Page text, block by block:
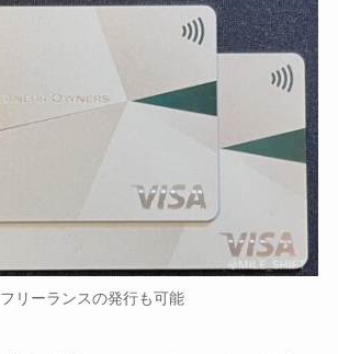
フリーランスの発行も可能